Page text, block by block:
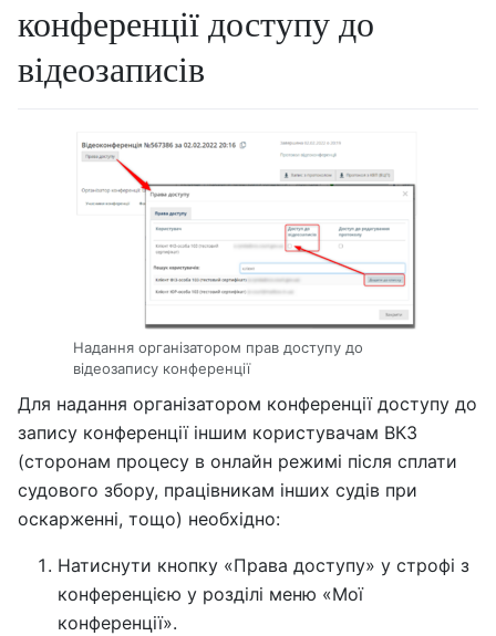
конференції доступу до
відеозаписів
Надання організатором прав доступу до
відеозапису конференції
Для надання організатором конференції доступу до
запису конференції іншим користувачам ВКЗ
(сторонам процесу в онлайн режимі після сплати
судового збору, працівникам інших судів при
оскарженні, тощо) необхідно:
Натиснути кнопку «Права доступу» у строфі з
конференцією у розділі меню «Мої
конференції».